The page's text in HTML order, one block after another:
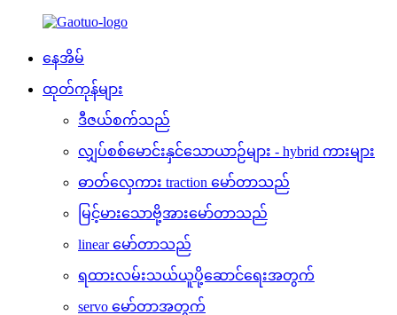
နေအိမ်
ထုတ်ကုန်များ
ဒီဇယ်စက်သည်
လျှပ်စစ်မောင်းနှင်သောယာဉ်များ - hybrid ကားများ
ဓာတ်လှေကား traction မော်တာသည်
မြင့်မားသောဗို့အားမော်တာသည်
linear မော်တာသည်
ရထားလမ်းသယ်ယူပို့ဆောင်ရေးအတွက်
servo မော်တာအတွက်